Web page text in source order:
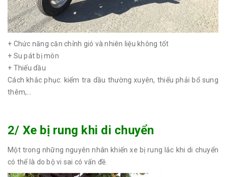
+ Chức năng căn chỉnh gió và nhiên liệu không tốt
+ Su pát bị mòn
+ Thiếu dầu
Cách khắc phục: kiểm tra dầu thường xuyên, thiếu phải bổ sung
thêm,…
2/ Xe bị rung khi di chuyển
Một trong những nguyên nhân khiến xe bị rung lắc khi di chuyển
có thể là do bộ vi sai có vấn đề.